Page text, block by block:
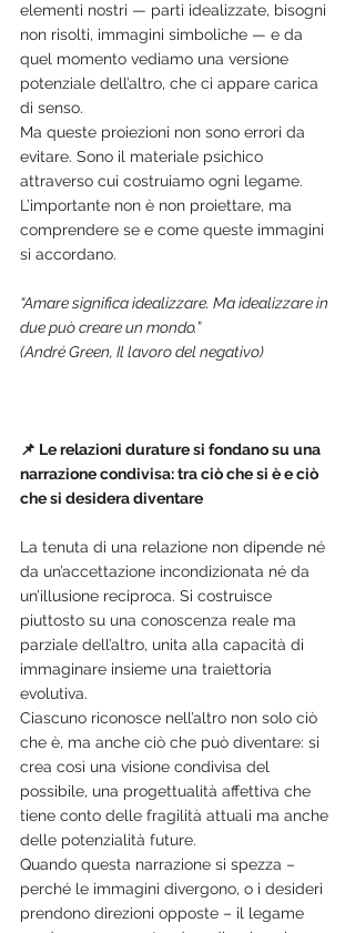
elementi nostri — parti idealizzate, bisogni
non risolti, immagini simboliche — e da
quel momento vediamo una versione
potenziale dell’altro, che ci appare carica
di senso.
Ma queste proiezioni non sono errori da
evitare. Sono il materiale psichico
attraverso cui costruiamo ogni legame.
L’importante non è non proiettare, ma
comprendere se e come queste immagini
si accordano.
“Amare significa idealizzare. Ma idealizzare in
due può creare un mondo.”
(André Green, Il lavoro del negativo)
📌 Le relazioni durature si fondano su una
narrazione condivisa: tra ciò che si è e ciò
che si desidera diventare
La tenuta di una relazione non dipende né
da un’accettazione incondizionata né da
un’illusione reciproca. Si costruisce
piuttosto su una conoscenza reale ma
parziale dell’altro, unita alla capacità di
immaginare insieme una traiettoria
evolutiva.
Ciascuno riconosce nell’altro non solo ciò
che è, ma anche ciò che può diventare: si
crea così una visione condivisa del
possibile, una progettualità affettiva che
tiene conto delle fragilità attuali ma anche
delle potenzialità future.
Quando questa narrazione si spezza –
perché le immagini divergono, o i desideri
prendono direzioni opposte – il legame